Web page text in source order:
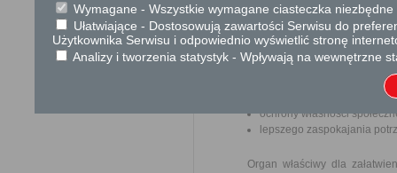
spraw.
Przedmiotem wniosku mogą
ulepszenia organizacji,
wzmacnianie
usprawnienie pracy i
ochrony własności
lepszego zaspokajania
Organ właściwy dla
Wymagane - Wszystkie wymagane ciasteczka
Ułatwiające - Dostosowują zawartości Serwisu do
Użytkownika Serwisu i odpowiednio wyświetlić stronę
Analizy i tworzenia statystyk - Wpływają na wewnętrzne